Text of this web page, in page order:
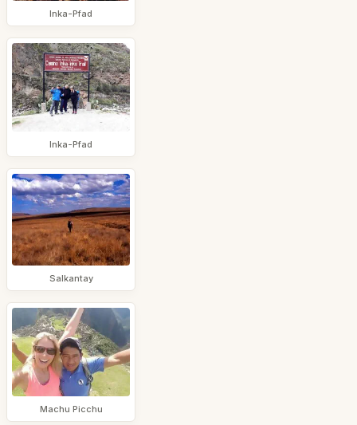
Inka-Pfad
Inka-Pfad
Salkantay
Machu Picchu